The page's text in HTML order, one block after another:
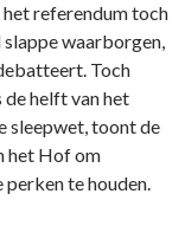
referendum toch
waarborgen,
Toch
helft van het
sleepwet, toont de
het Hof om
te houden.